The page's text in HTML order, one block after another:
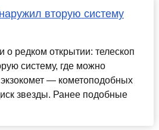
вторую систему
редком открытии: телескоп
систему, где можно
— кометоподобных
звезды. Ранее подобные